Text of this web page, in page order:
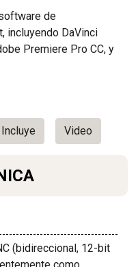
de
incluyendo DaVinci
Premiere Pro CC, y
(bidireccional, 12-bit
Incluye Video